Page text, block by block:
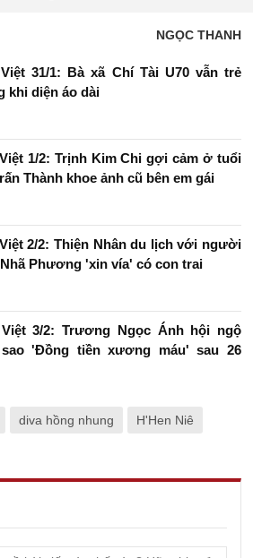
NGỌC THANH
31/1: Bà xã Chí Tài U70 vẫn trẻ
khi diện áo dài
1/2: Trịnh Kim Chi gợi cảm ở tuổi
Thành khoe ảnh cũ bên em gái
2/2: Thiện Nhân du lịch với người
Phương 'xin vía' có con trai
3/2: Trương Ngọc Ánh hội ngộ
'Đồng tiền xương máu' sau 26
diva hồng nhung H'Hen Niê